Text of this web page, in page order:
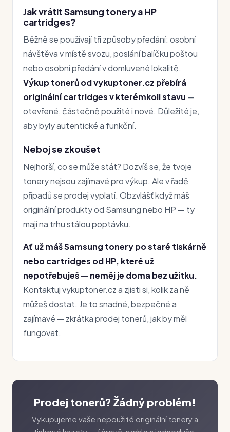
Jak vrátit Samsung tonery a HP
cartridges?
Běžně se používají tři způsoby předání: osobní
návštěva v místě svozu, poslání balíčku poštou
nebo osobní předání v domluvené lokalitě.
Výkup tonerů od vykuptoner.cz přebírá
originální cartridges v kterémkoli stavu —
otevřené, částečně použité i nové. Důležité je,
aby byly autentické a funkční.
Neboj se zkoušet
Nejhorší, co se může stát? Dozvíš se, že tvoje
tonery nejsou zajímavé pro výkup. Ale v řadě
případů se prodej vyplatí. Obzvlášť když máš
originální produkty od Samsung nebo HP — ty
mají na trhu stálou poptávku.
Ať už máš Samsung tonery po staré tiskárně
nebo cartridges od HP, které už
nepotřebuješ — neměj je doma bez užitku.
Kontaktuj vykuptoner.cz a zjisti si, kolik za ně
můžeš dostat. Je to snadné, bezpečné a
zajímavé — zkrátka prodej tonerů, jak by měl
fungovat.
Prodej tonerů? Žádný problém!
Vykupujeme vaše nepoužité originální tonery a